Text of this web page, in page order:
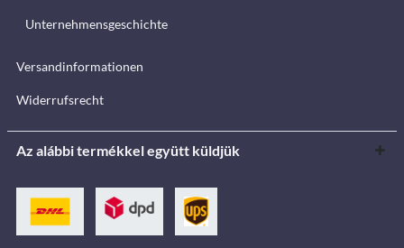
Unternehmensgeschichte
Versandinformationen
Widerrufsrecht
Az alábbi termékkel együtt küldjük